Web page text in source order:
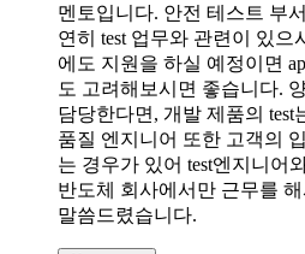
멘토입니다. 안전 테스트 부
연히 test 업무와 관련이 있으
에도 지원을 하실 예정이면
도 고려해보시면 좋습니다.
담당한다면, 개발 제품의 test
품질 엔지니어 또한 고객의
는 경우가 있어 test엔지니어
반도체 회사에서만 근무를
말씀드렸습니다.